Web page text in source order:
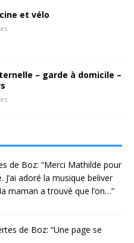
et vélo
– garde à domicile –
de Boz: “Merci Mathilde pour
adoré la musique beliver
maman a trouvé que l’on…”
de Boz: “Une page se